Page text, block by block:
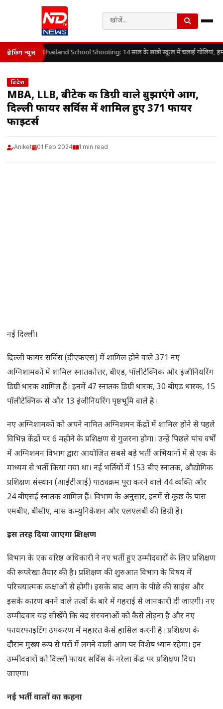
ब्रेकिंग न्यूज़ Thailand School Shooting: 14 साल के छात्र ने स्कूल में चलाई गोलियां,
विदेश
MBA, LLB, बीटेक की डिग्री वाले बुझाएंगे आग,
दिल्ली फायर सर्विस में शामिल हुए 371 फायर
फाइटर्स
Aniket 01 Feb 2024 1 min read
नई दिल्ली।
दिल्ली फायर सर्विस (डीएफएस) में शामिल होने वाले 371 नए
अग्निशामकों में शामिल स्नातकोत्तर, बीएड, पॉलीटेक्निक और इंजीनियरिंग
डिग्री धारक शामिल हैं। इनमें 47 स्नातक डिग्री धारक, 30 बीएड धारक, 15
पॉलीटेक्निक से और 13 इंजीनियरिंग पृष्ठभूमि वाले है।
नए अग्निशामकों को अपने नामित अग्निशमन केंद्रों में शामिल होने से पहले
विभिन्न केंद्रों पर 6 महीने के प्रशिक्षण से गुजरना होगा। उन्हें पिछले पांच वर्षों
में अग्निशमन विभाग द्वारा आयोजित सबसे बड़े भर्ती अभियानों में से एक के
माध्यम से भर्ती किया गया था। नई भर्तियों में 153 बीए स्नातक, औद्योगिक
प्रशिक्षण संस्थान (आईटीआई) पाठ्यक्रम पूरा करने वाले 44 व्यक्ति और
24 बीएसई स्नातक शामिल हैं। विभाग के अनुसार, इनमें से कुछ के पास
एमबीए, बीसीए, मास कम्युनिकेशन और एलएलबी की डिग्री हैं।
इस तरह दिया जाएगा प्रशिक्षण
विभाग के एक वरिष्ठ अधिकारी ने नए भर्ती हुए उम्मीदवारों के लिए प्रशिक्षण
की रूपरेखा तैयार की है। प्रशिक्षण की शुरुआत विभाग के विषय में
परिचयात्मक कक्षाओं से होगी। इसके बाद आग के पीछे की साइंस और
इसके कारण बनने वाले तत्वों के बारे में गहराई से जानकारी दी जाएगी। नए
उम्मीदवार यह सीखेंगे कि बंद संरचनाओं को कैसे तोड़ना है और नए
फायरफाइटिंग उपकरण में महारत कैसे हासिल करनी है। प्रशिक्षण के
दौरान मुख्य रूप से घरों में लगने वाली आग पर विशेष ध्यान रहेगा। इन
उम्मीदवारों को दिल्ली फायर सर्विस के नरेला केंद्र पर प्रशिक्षण दिया
जाएगा।
नई भर्ती वालों का कहना